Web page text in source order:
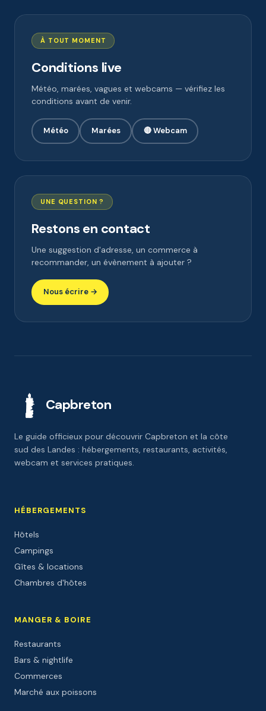
À TOUT MOMENT
Conditions live
Météo, marées, vagues et webcams — vérifiez les
conditions avant de venir.
Météo Marées 🔴 Webcam
UNE QUESTION ?
Restons en contact
Une suggestion d'adresse, un commerce à
recommander, un évènement à ajouter ?
Nous écrire →
Capbreton
Le guide officieux pour découvrir Capbreton et la côte
sud des Landes : hébergements, restaurants, activités,
webcam et services pratiques.
HÉBERGEMENTS
Hôtels
Campings
Gîtes & locations
Chambres d'hôtes
MANGER & BOIRE
Restaurants
Bars & nightlife
Commerces
Marché aux poissons